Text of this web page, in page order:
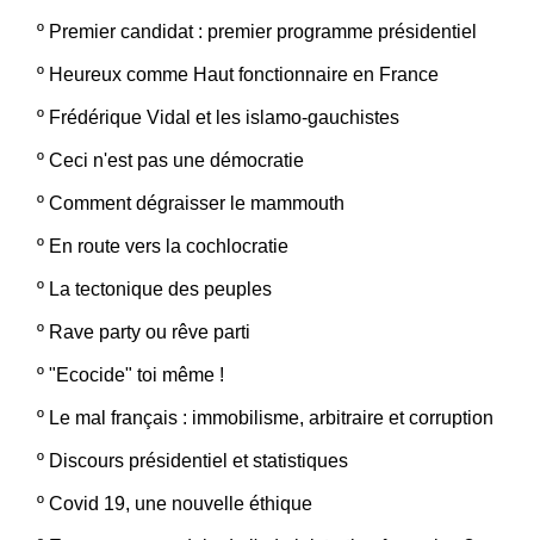
º Premier candidat : premier programme présidentiel
º Heureux comme Haut fonctionnaire en France
º Frédérique Vidal et les islamo-gauchistes
º Ceci n'est pas une démocratie
º Comment dégraisser le mammouth
º En route vers la cochlocratie
º La tectonique des peuples
º Rave party ou rêve parti
º "Ecocide" toi même !
º Le mal français : immobilisme, arbitraire et corruption
º Discours présidentiel et statistiques
º Covid 19, une nouvelle éthique